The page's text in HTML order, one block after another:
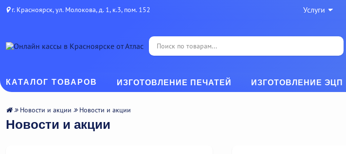
г. Красноярск, ул. Молокова, д. 1, к.3, пом. 152 Услуги
КАТАЛОГ ТОВАРОВ ИЗГОТОВЛЕНИЕ ПЕЧАТЕЙ ИЗГОТОВЛЕНИЕ ЭЦП
Новости и акции Новости и акции
Новости и акции